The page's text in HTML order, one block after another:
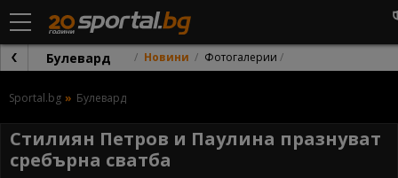
Булевард Новини Фотогалерии
Sportal.bg Булевард
Стилиян Петров и Паулина празнуват
сребърна сватба